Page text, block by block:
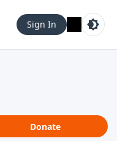
Sign In
Donate